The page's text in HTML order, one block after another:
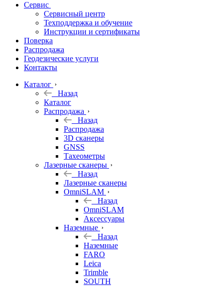
Софт
Георадары
Акции
Гидрография
Подбор
оборудования
по задачам
Архив
Геодезическое
оборудование
Сервис
Сервисный центр
Техподдержка и обучение
Инструкции и сертификаты
Поверка
Распродажа
Геодезические услуги
Контакты
Каталог
Назад
Каталог
Распродажа
Назад
Распродажа
3D сканеры
GNSS
Тахеометры
Лазерные сканеры
Назад
Лазерные сканеры
OmniSLAM
Назад
OmniSLAM
Аксессуары
Наземные
Назад
Наземные
FARO
Leica
Trimble
SOUTH